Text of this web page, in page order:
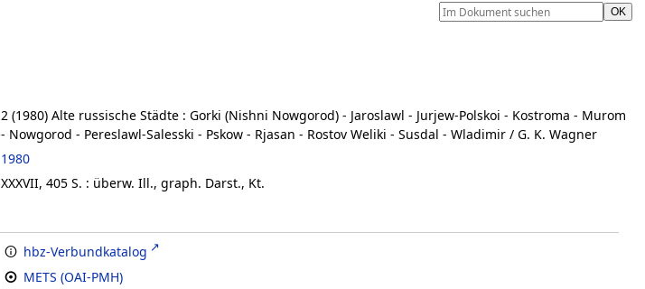
2 (1980) Alte russische Städte : Gorki (Nishni Nowgorod) - Jaroslawl - Jurjew-Polskoi - Kostroma - Murom
- Nowgorod - Pereslawl-Salesski - Pskow - Rjasan - Rostov Weliki - Susdal - Wladimir / G. K. Wagner
1980
XXXVII, 405 S. : überw. Ill., graph. Darst., Kt.
hbz-Verbundkatalog
METS (OAI-PMH)